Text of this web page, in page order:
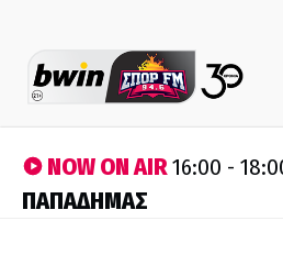
NOW ON AIR16:00 -
ΠΑΠΑΔΗΜΑΣ